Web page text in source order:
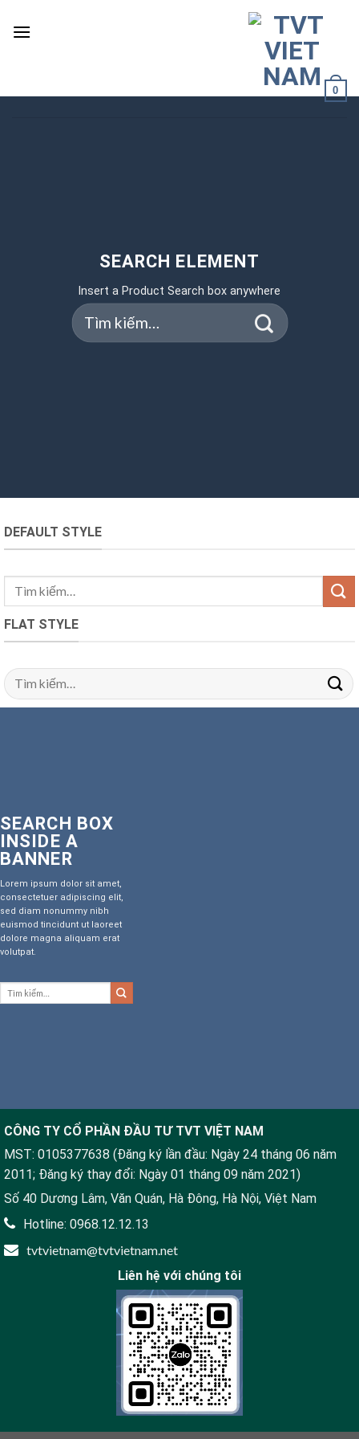
0
SEARCH ELEMENT
Insert a Product Search box anywhere
DEFAULT STYLE
FLAT STYLE
SEARCH BOX
INSIDE A
BANNER
Lorem ipsum dolor sit amet,
consectetuer adipiscing elit,
sed diam nonummy nibh
euismod tincidunt ut laoreet
dolore magna aliquam erat
volutpat.
CÔNG TY CỔ PHẦN ĐẦU TƯ TVT VIỆT NAM
MST: 0105377638 (Đăng ký lần đầu: Ngày 24 tháng 06 năm
2011; Đăng ký thay đổi: Ngày 01 tháng 09 năm 2021)
Số 40 Dương Lâm, Văn Quán, Hà Đông, Hà Nội, Việt Nam
Hotline: 0968.12.12.13
tvtvietnam@tvtvietnam.net
Liên hệ với chúng tôi